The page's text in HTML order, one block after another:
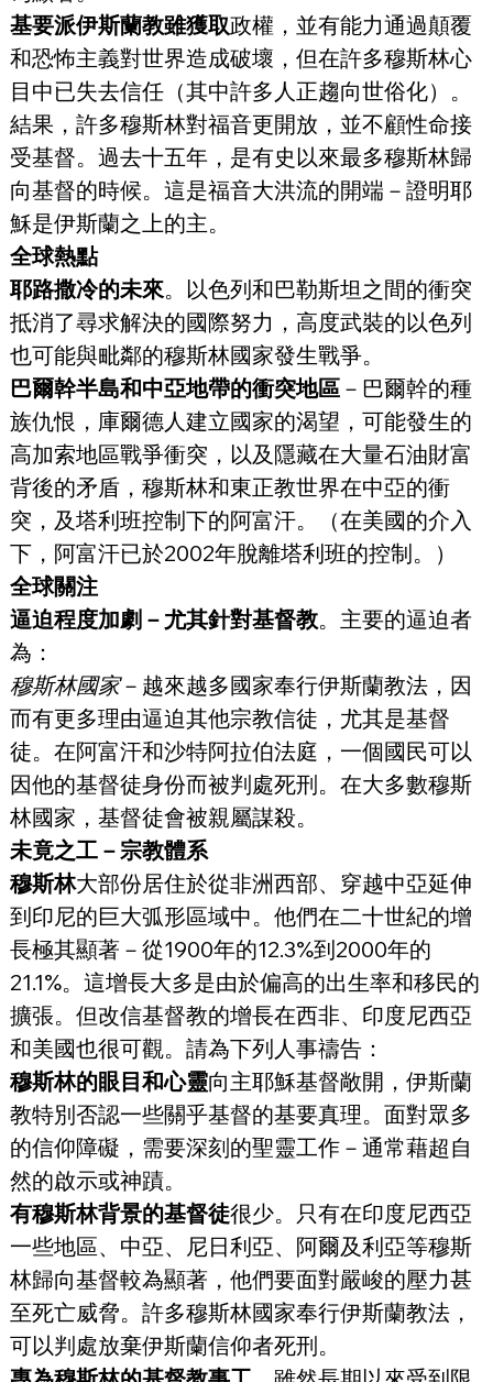
基要派伊斯蘭教雖獲取政權，並有能力通過顛覆
和恐怖主義對世界造成破壞，但在許多穆斯林心
目中已失去信任（其中許多人正趨向世俗化）。
結果，許多穆斯林對福音更開放，並不顧性命接
受基督。過去十五年，是有史以來最多穆斯林歸
向基督的時候。這是福音大洪流的開端－證明耶
穌是伊斯蘭之上的主。
全球熱點
耶路撒冷的未來。以色列和巴勒斯坦之間的衝突
抵消了尋求解決的國際努力，高度武裝的以色列
也可能與毗鄰的穆斯林國家發生戰爭。
巴爾幹半島和中亞地帶的衝突地區－巴爾幹的種
族仇恨，庫爾德人建立國家的渴望，可能發生的
高加索地區戰爭衝突，以及隱藏在大量石油財富
背後的矛盾，穆斯林和東正教世界在中亞的衝
突，及塔利班控制下的阿富汗。（在美國的介入
下，阿富汗已於2002年脫離塔利班的控制。）
全球關注
逼迫程度加劇－尤其針對基督教。主要的逼迫者
為：
穆斯林國家－越來越多國家奉行伊斯蘭教法，因
而有更多理由逼迫其他宗教信徒，尤其是基督
徒。在阿富汗和沙特阿拉伯法庭，一個國民可以
因他的基督徒身份而被判處死刑。在大多數穆斯
林國家，基督徒會被親屬謀殺。
未竟之工－宗教體系
穆斯林大部份居住於從非洲西部、穿越中亞延伸
到印尼的巨大弧形區域中。他們在二十世紀的增
長極其顯著－從1900年的12.3%到2000年的
21.1%。這增長大多是由於偏高的出生率和移民的
擴張。但改信基督教的增長在西非、印度尼西亞
和美國也很可觀。請為下列人事禱告：
穆斯林的眼目和心靈向主耶穌基督敞開，伊斯蘭
教特別否認一些關乎基督的基要真理。面對眾多
的信仰障礙，需要深刻的聖靈工作－通常藉超自
然的啟示或神蹟。
有穆斯林背景的基督徒很少。只有在印度尼西亞
一些地區、中亞、尼日利亞、阿爾及利亞等穆斯
林歸向基督較為顯著，他們要面對嚴峻的壓力甚
至死亡威脅。許多穆斯林國家奉行伊斯蘭教法，
可以判處放棄伊斯蘭信仰者死刑。